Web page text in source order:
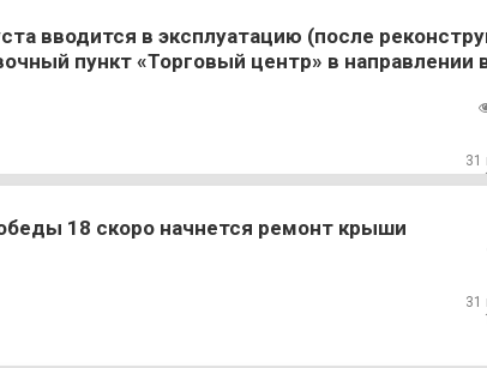
вводится в эксплуатацию (после
пункт «Торговый центр» в направлении
31
18 скоро начнется ремонт крыши
31